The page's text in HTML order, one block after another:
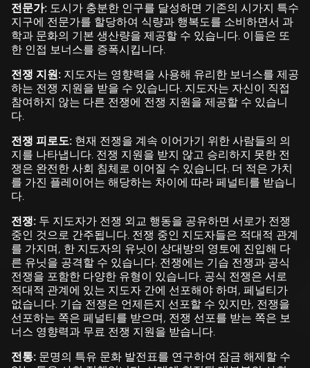
전문가: 도시가 충분한 인구를 달성하면 기존의 시가지 특수
지구에 전문가를 할당하여 식량과 행복도를 소비하면서 과
학과 문화의 기본 생산량을 제공할 수 있습니다. 이들은 또
한 인접 보너스를 증폭시킵니다.
전쟁 지원: 지도자는 영향력을 사용해 유리한 보너스를 제공
하는 전쟁 지원을 받을 수 있습니다. 지도자는 자신이 직접
참여하지 않는 다른 전쟁에 전쟁 지원을 제공할 수 있습니
다.
전쟁 피로도: 현재 전쟁을 계속 이어가기 위한 사람들의 의
지를 나타냅니다. 전쟁 지원을 받지 않고 승리하지 못한 전
쟁은 완전한 사회 침체로 이어질 수 있습니다. 더 적은 가치
를 가진 플레이어는 해당하는 차이에 따라 페널티를 받습니
다.
전쟁: 두 지도자가 전쟁 외교 행동을 공유하면 서로가 전쟁
중인 것으로 간주됩니다. 전쟁 중인 지도자들은 적대적 관계
를 가지며, 한 지도자의 유닛이 상대방의 영토에 진입해 다
른 유닛을 공격할 수 있습니다. 전쟁에는 기습 전쟁과 공식
전쟁을 포함한 다양한 유형이 있습니다. 공식 전쟁은 서로
적대적 관계에 있는 지도자 간에 선포해야 하며, 페널티가
없습니다. 기습 전쟁은 언제든지 선포할 수 있지만, 전쟁을
선포하는 쪽은 페널티를 받으며, 전쟁 선포를 받는 쪽은 보
너스 영향력과 무료 전쟁 지원을 받습니다.
전통: 문명의 특유 문화 발전표를 연구하여 잠금 해제할 수